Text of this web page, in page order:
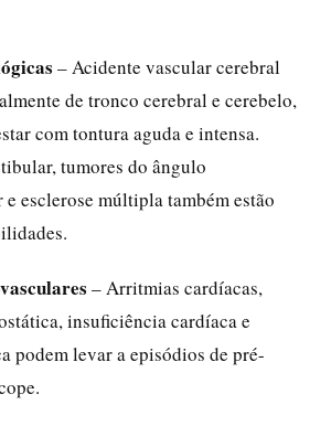
– Acidente vascular cerebral
de tronco cerebral e cerebelo,
com tontura aguda e intensa.
tumores do ângulo
esclerose múltipla também estão
– Arritmias cardíacas,
insuficiência cardíaca e
podem levar a episódios de pré-